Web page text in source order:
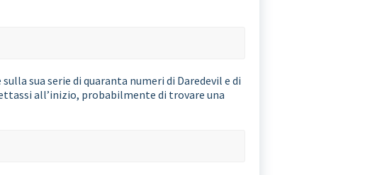
sua serie di quaranta numeri di Daredevil e di
all’inizio, probabilmente di trovare una